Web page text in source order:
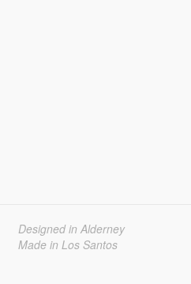
Designed in Alderney
Made in Los Santos